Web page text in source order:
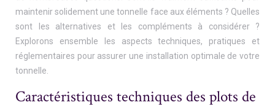
maintenir solidement une tonnelle face aux éléments ? Quelles
sont les alternatives et les compléments à considérer ?
Explorons ensemble les aspects techniques, pratiques et
réglementaires pour assurer une installation optimale de votre
tonnelle.
Caractéristiques techniques des plots de